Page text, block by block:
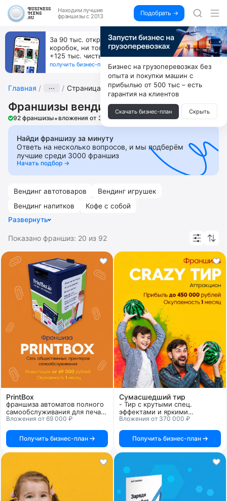
Находим лучшие
франшизы с 2013
Подобрать →
За 90 тыс. открой магазин на Авито, дома ни
коробок, ни товара, ни склада, зато каждый месяц
+125 тыс. чистыми
получить бизнес-план ↓
Главная ··· Страница 4
Франшизы вендинговых автоматов
92 франшизы•вложения от 35 000 ₽
Найди франшизу за минуту
Ответь на несколько вопросов, и мы подберём
лучшие среди 3000 франшиз
Начать подбор →
Вендинг автотоваров
Вендинг игрушек
Вендинг напитков
Кофе с собой
Кофейня самообслуживания
Развернуть
Показано франшиз: 20 из 92
PrintBox
франшиза автоматов полного
самообслуживания для печати
и копирования документов
Вложения от 69 000 ₽
Получить бизнес-план
Сумасшедший тир
- Тир с крутыми спец.
эффектами и яркими
персонажами
Вложения от 370 000 ₽
Получить бизнес-план
Бизнес на грузоперевозках без
опыта и покупки машин с
прибылью от 500 тыс – есть
гарантия на клиентов
Скачать бизнес-план Скрыть